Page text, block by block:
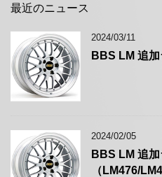
最近のニュース
2024/03/11
BBS LM 追加
2024/02/05
BBS LM 追
（LM476/